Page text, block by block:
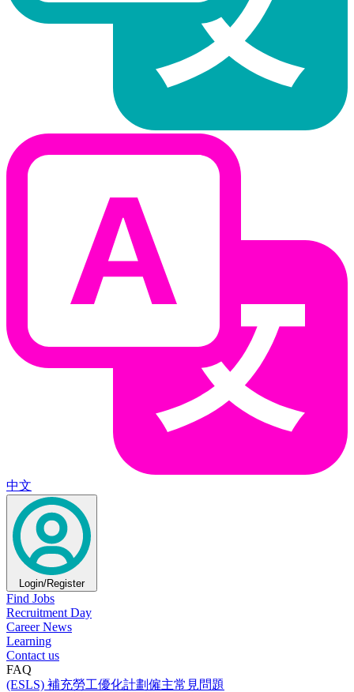
中文
Login/Register
Find Jobs
Recruitment Day
Career News
Learning
Contact us
FAQ
(ESLS) 補充勞工優化計劃僱主常見問題